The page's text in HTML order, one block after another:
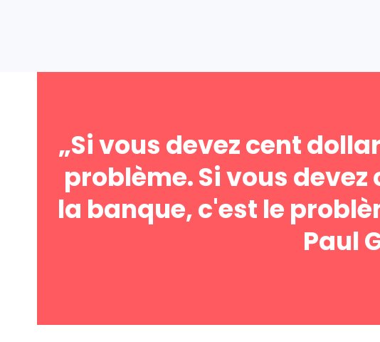
„Si vous devez cent
problème. Si vous
la banque, c'est le
Paul